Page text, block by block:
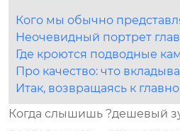
Кого мы обычно
Неочевидный портрет
Где кроются подводные
Про качество: что
Итак, возвращаясь к
Когда слышишь ?дешевый